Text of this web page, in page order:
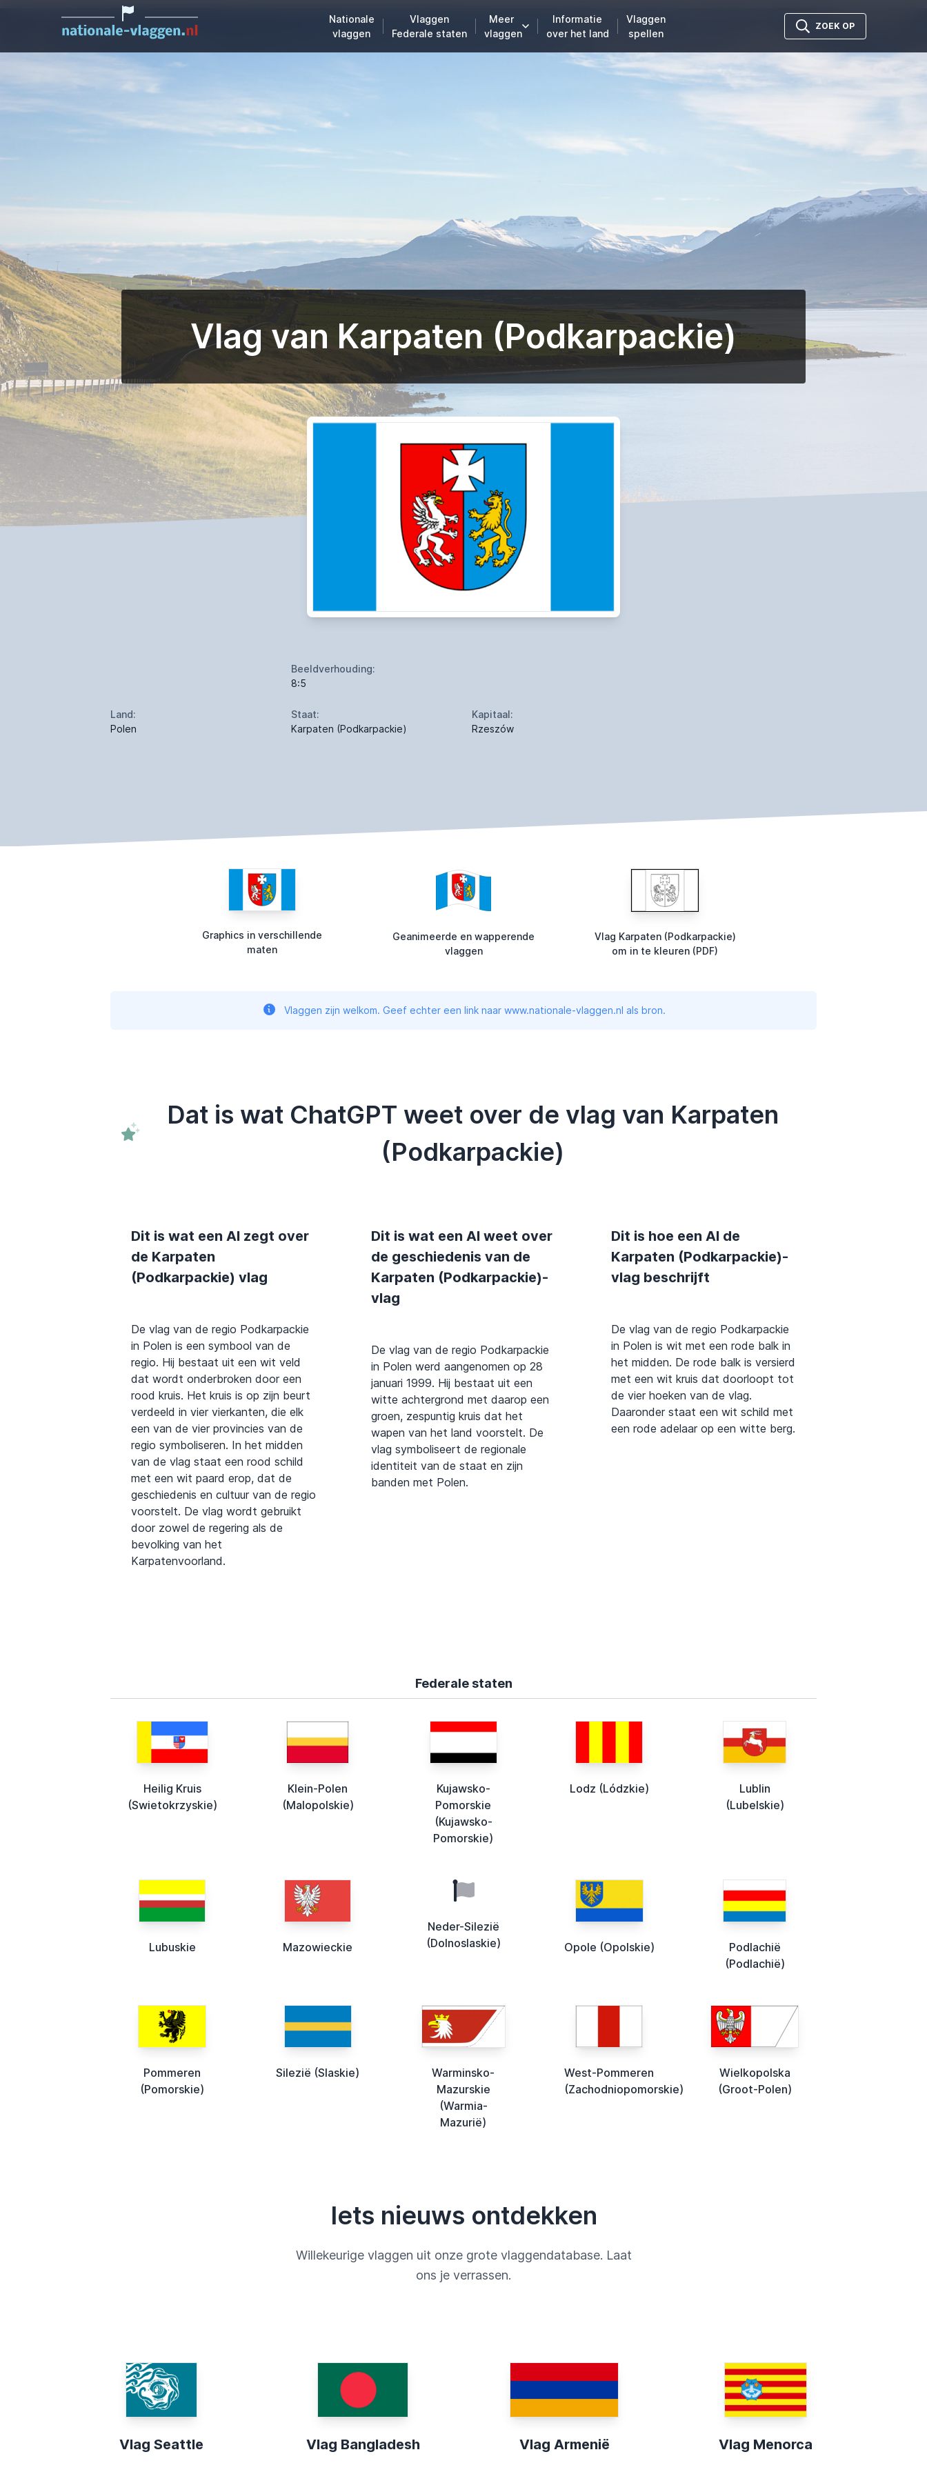
Nationale
vlaggen
Vlaggen
Federale staten
Meer
vlaggen
Informatie
over het land
Vlaggen
spellen
ZOEK OP
Vlag van Karpaten (Podkarpackie)
Beeldverhouding:
8:5
Land:
Polen
Staat:
Karpaten (Podkarpackie)
Kapitaal:
Rzeszów
Graphics in verschillende
maten
Geanimeerde en wapperende
vlaggen
Vlag Karpaten (Podkarpackie)
om in te kleuren (PDF)
Vlaggen zijn welkom. Geef echter een link naar www.nationale-vlaggen.nl als bron.
Dat is wat ChatGPT weet over de vlag van Karpaten
(Podkarpackie)
Dit is wat een AI zegt over
de Karpaten
(Podkarpackie) vlag
De vlag van de regio Podkarpackie
in Polen is een symbool van de
regio. Hij bestaat uit een wit veld
dat wordt onderbroken door een
rood kruis. Het kruis is op zijn beurt
verdeeld in vier vierkanten, die elk
een van de vier provincies van de
regio symboliseren. In het midden
van de vlag staat een rood schild
met een wit paard erop, dat de
geschiedenis en cultuur van de regio
voorstelt. De vlag wordt gebruikt
door zowel de regering als de
bevolking van het
Karpatenvoorland.
Dit is wat een AI weet over
de geschiedenis van de
Karpaten (Podkarpackie)-
vlag
De vlag van de regio Podkarpackie
in Polen werd aangenomen op 28
januari 1999. Hij bestaat uit een
witte achtergrond met daarop een
groen, zespuntig kruis dat het
wapen van het land voorstelt. De
vlag symboliseert de regionale
identiteit van de staat en zijn
banden met Polen.
Dit is hoe een AI de
Karpaten (Podkarpackie)-
vlag beschrijft
De vlag van de regio Podkarpackie
in Polen is wit met een rode balk in
het midden. De rode balk is versierd
met een wit kruis dat doorloopt tot
de vier hoeken van de vlag.
Daaronder staat een wit schild met
een rode adelaar op een witte berg.
Federale staten
Heilig Kruis
(Swietokrzyskie)
Klein-Polen
(Malopolskie)
Kujawsko-
Pomorskie
(Kujawsko-
Pomorskie)
Lodz (Lódzkie)
Lublin
(Lubelskie)
Lubuskie Mazowieckie
Neder-Silezië
(Dolnoslaskie)
Opole (Opolskie)
Podlachië
(Podlachië)
Pommeren
(Pomorskie)
Silezië (Slaskie)
Warminsko-
Mazurskie
(Warmia-
Mazurië)
West-Pommeren
(Zachodniopomorskie)
Wielkopolska
(Groot-Polen)
Iets nieuws ontdekken
Willekeurige vlaggen uit onze grote vlaggendatabase. Laat
ons je verrassen.
Vlag Seattle Vlag Bangladesh Vlag Armenië Vlag Menorca